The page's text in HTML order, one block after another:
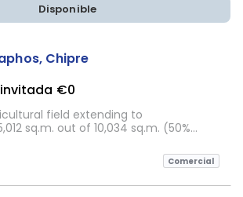
Disponible
Chipre
€0
field extending to
sq.m. out of 10,034 sq.m. (50%
Comercial